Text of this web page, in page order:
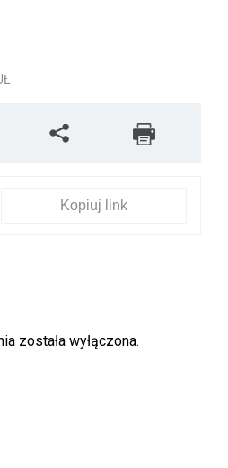
Kopiuj link
została wyłączona.